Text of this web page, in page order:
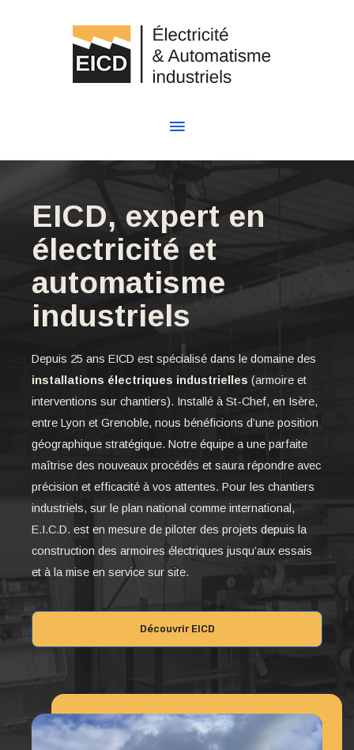
EICD, expert en
électricité et
automatisme
industriels
Depuis 25 ans EICD est spécialisé dans le domaine des
installations électriques industrielles (armoire et
interventions sur chantiers). Installé à St-Chef, en Isère,
entre Lyon et Grenoble, nous bénéficions d’une position
géographique stratégique. Notre équipe a une parfaite
maîtrise des nouveaux procédés et saura répondre avec
précision et efficacité à vos attentes. Pour les chantiers
industriels, sur le plan national comme international,
E.I.C.D. est en mesure de piloter des projets depuis la
construction des armoires électriques jusqu’aux essais
et à la mise en service sur site.
Découvrir EICD